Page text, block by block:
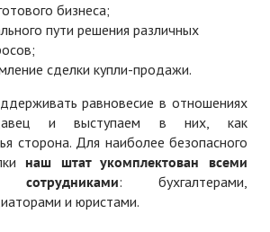
бизнеса;
пути решения различных
сделки купли-продажи.
равновесие в отношениях
и выступаем в них, как
сторона. Для наиболее безопасного
наш штат укомплектован всеми
сотрудниками: бухгалтерами,
и юристами.